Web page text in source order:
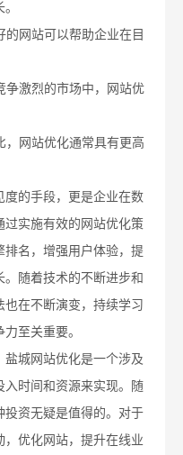
网站可以帮助企业在目
争激烈的市场中，网站优
，网站优化通常具有更高
度的手段，更是企业在数
过实施有效的网站优化策
排名，增强用户体验，提
随着技术的不断进步和
在不断演变，持续学习
至关重要。
城网站优化是一个涉及
入时间和资源来实现。随
投资无疑是值得的。对于
优化网站，提升在线业